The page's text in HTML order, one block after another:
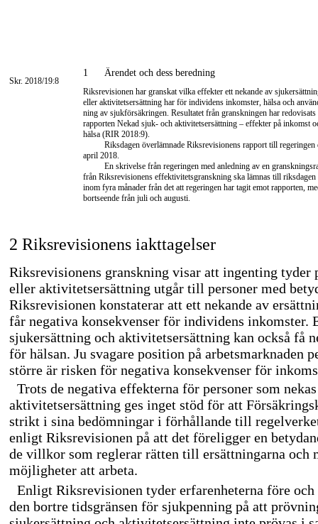
Skr. 2018/19:8
1 Ärendet och dess beredning
Riksrevisionen har granskat vilka effekter ett nekande av
eller aktivitetsersättning har för individens inkomster, hälsa och
ning av sjukförsäkringen. Resultatet från granskningen har redovisats
rapporten Nekad sjuk- och aktivitetsersättning – effekter på inkomst
hälsa (RIR 2018:9).
Riksdagen överlämnade Riksrevisionens rapport till regeringen
april 2018.
En skrivelse från regeringen med anledning av en
från Riksrevisionens effektivitetsgranskning ska lämnas till riksdagen
inom fyra månader från det att regeringen har tagit emot rapporten,
bortseende från juli och augusti.
2 Riksrevisionens iakttagelser
Riksrevisionens granskning visar att ingenting tyder
eller aktivitetsersättning utgår till personer med
Riksrevisionen konstaterar att ett nekande av
får negativa konsekvenser för individens inkomster.
sjukersättning och aktivitetsersättning kan också få
för hälsan. Ju svagare position på arbetsmarknaden
större är risken för negativa konsekvenser för
Trots de negativa effekterna för personer som
aktivitetsersättning ges inget stöd för att
strikt i sina bedömningar i förhållande till
enligt Riksrevisionen på att det föreligger en
de villkor som reglerar rätten till ersättningarna och
möjligheter att arbeta.
Enligt Riksrevisionen tyder erfarenheterna före
den bortre tidsgränsen för sjukpenning på att